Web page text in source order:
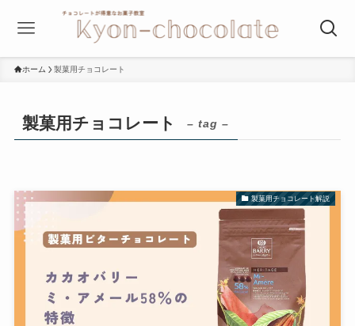
ホーム 製菓用チョコレート
製菓用チョコレート – tag –
製菓用チョコレート解説